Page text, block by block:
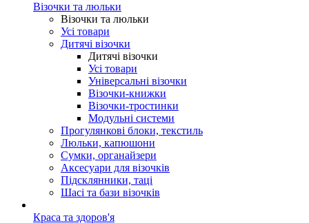
Візочки та люльки
Візочки та люльки
Усі товари
Дитячі візочки
Дитячі візочки
Усі товари
Універсальні візочки
Візочки-книжки
Візочки-тростинки
Модульні системи
Прогулянкові блоки, текстиль
Люльки, капюшони
Сумки, органайзери
Аксесуари для візочків
Підсклянники, таці
Шасі та бази візочків
Краса та здоров'я